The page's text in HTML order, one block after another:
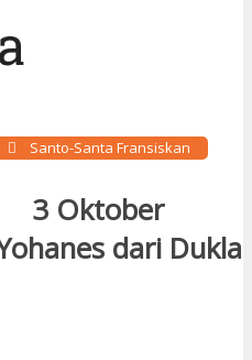
Santo-Santa Fransiskan
3 Oktober
dari Dukla